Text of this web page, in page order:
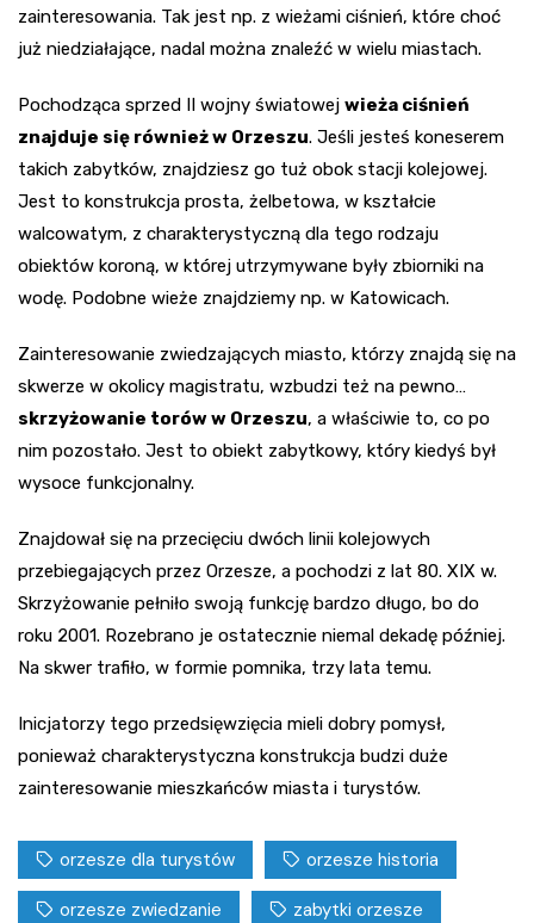
zainteresowania. Tak jest np. z wieżami ciśnień, które choć
już niedziałające, nadal można znaleźć w wielu miastach.
Pochodząca sprzed II wojny światowej wieża ciśnień
znajduje się również w Orzeszu. Jeśli jesteś koneserem
takich zabytków, znajdziesz go tuż obok stacji kolejowej.
Jest to konstrukcja prosta, żelbetowa, w kształcie
walcowatym, z charakterystyczną dla tego rodzaju
obiektów koroną, w której utrzymywane były zbiorniki na
wodę. Podobne wieże znajdziemy np. w Katowicach.
Zainteresowanie zwiedzających miasto, którzy znajdą się na
skwerze w okolicy magistratu, wzbudzi też na pewno…
skrzyżowanie torów w Orzeszu, a właściwie to, co po
nim pozostało. Jest to obiekt zabytkowy, który kiedyś był
wysoce funkcjonalny.
Znajdował się na przecięciu dwóch linii kolejowych
przebiegających przez Orzesze, a pochodzi z lat 80. XIX w.
Skrzyżowanie pełniło swoją funkcję bardzo długo, bo do
roku 2001. Rozebrano je ostatecznie niemal dekadę później.
Na skwer trafiło, w formie pomnika, trzy lata temu.
Inicjatorzy tego przedsięwzięcia mieli dobry pomysł,
ponieważ charakterystyczna konstrukcja budzi duże
zainteresowanie mieszkańców miasta i turystów.
orzesze dla turystów orzesze historia
orzesze zwiedzanie zabytki orzesze